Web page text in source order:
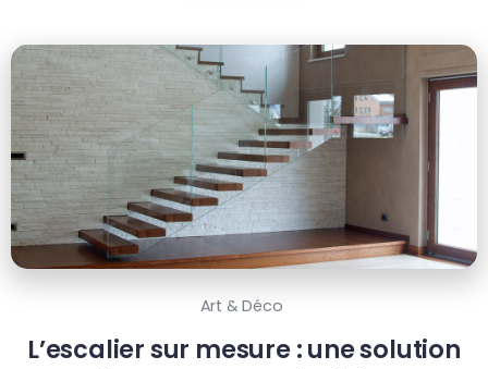
Art & Déco
L’escalier sur mesure : une solution